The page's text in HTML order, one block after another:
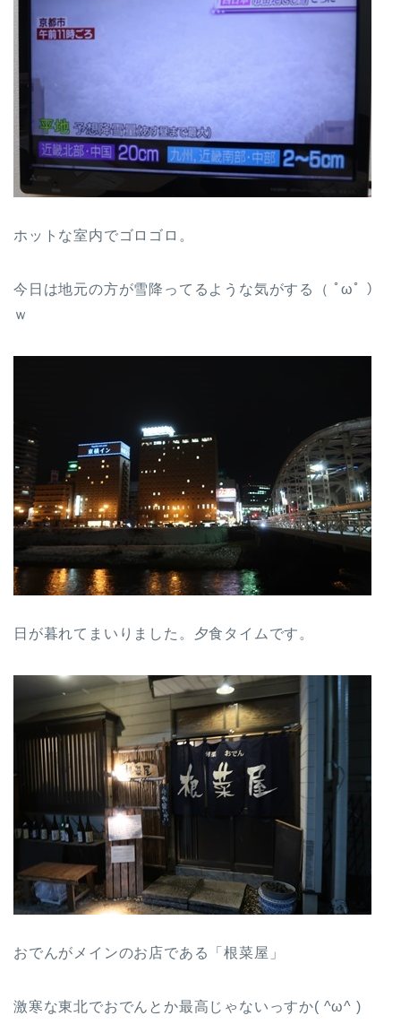
ホットな室内でゴロゴロ。
今日は地元の方が雪降ってるような気がする（ ﾟωﾟ ）
ｗ
日が暮れてまいりました。夕食タイムです。
おでんがメインのお店である「根菜屋」
激寒な東北でおでんとか最高じゃないっすか( ^ω^ )